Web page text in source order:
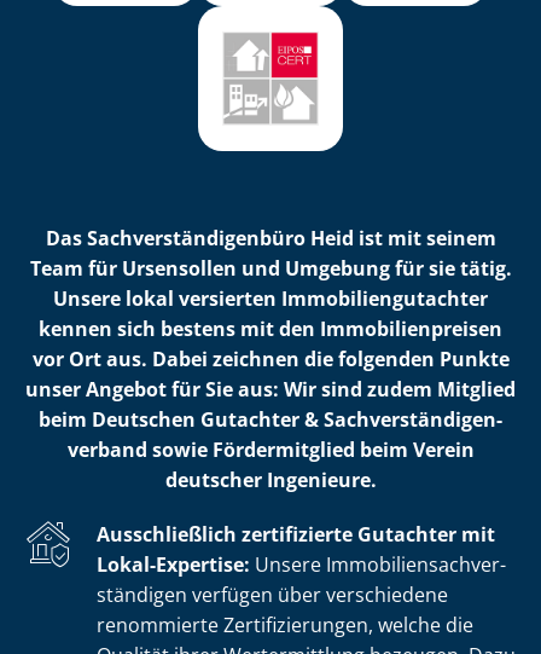
Das Sach­ver­stän­di­gen­bü­ro Heid ist mit seinem
Team für Ursensollen und Umgebung für sie tätig.
Unsere lokal versierten Im­mo­bi­li­en­gut­ach­ter
kennen sich bestens mit den Im­mo­bi­li­en­prei­sen
vor Ort aus. Dabei zeichnen die folgenden Punkte
unser Angebot für Sie aus: Wir sind zudem Mitglied
beim Deutschen Gutachter & Sach­ver­stän­di­gen­
ver­band sowie Fördermitglied beim Verein
deutscher Ingenieure.
Ausschließlich zertifizierte Gutachter mit
Lokal-Expertise: Unsere Im­mo­bi­li­en­sach­ver­
stän­di­gen verfügen über verschiedene
renommierte Zer­ti­fi­zie­run­gen, welche die